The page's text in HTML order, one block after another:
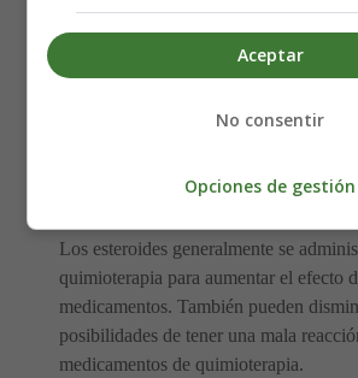
acumulen nuevamente y pueden
recibir quimioterapia. La quimioterapia
las proteínas anormales que forman
Los esteroides generalmente se
quimioterapia para aumentar el efecto
medicamentos. También pueden
posibilidades de tener una mala
medicamentos de quimioterapia.
Aceptar
No consentir
Opciones de gestión